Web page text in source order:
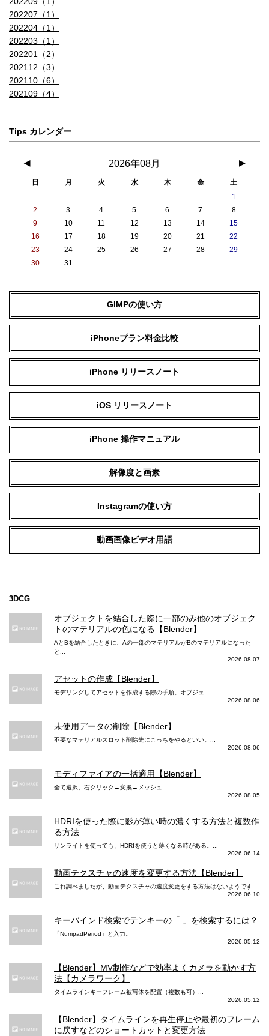
202207（1）
202204（1）
202203（1）
202201（2）
202112（3）
202110（6）
202109（4）
Tips カレンダー
2026年08月
◀ ▶
日 月 火 水 木 金
土
1
2
3 4 5 6 7
8
9
10 11 12 13 14
15
16
17 18 19 20 21
22
23
24 25 26 27 28
29
30
31
GIMPの使い方
iPhoneプラン料金比較
iPhone リリースノート
iOS リリースノート
iPhone 操作マニュアル
解像度と画素
Instagramの使い方
動画画像ビデオ用語
3DCG
オブジェクトを結合した際に一部のみ他のオブジェク
トのマテリアルの色になる【Blender】
AとBを結合したときに、Aの一部のマテリアルがBのマテリアルになった
と...
2026.08.07
アセットの作成【Blender】
モデリングしてアセットを作成する際の手順。オブジェ...
2026.08.06
未使用データの削除【Blender】
不要なマテリアルスロット削除先にこっちをやるといい。...
2026.08.06
モディファイアの一括適用【Blender】
全て選択。右クリック→変換→メッシュ...
2026.08.05
HDRIを使った際に影が薄い時の濃くする方法と複数作
る方法
サンライトを使っても、HDRIを使うと薄くなる時がある。...
2026.06.14
動画テクスチャの速度を変更する方法【Blender】
これ調べましたが、動画テクスチャの速度変更をする方法はないようです...
2026.06.10
キーバインド検索でテンキーの「.」を検索するには？
「NumpadPeriod」と入力。
2026.05.12
【Blender】MV制作などで効率よくカメラを動かす方
法【カメラワーク】
タイムラインキーフレーム被写体を配置（複数も可）...
2026.05.12
【Blender】タイムラインを再生停止や最初のフレーム
に戻すなどのショートカットと変更方法